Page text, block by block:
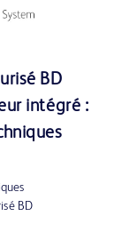
BD
intégré :
BD